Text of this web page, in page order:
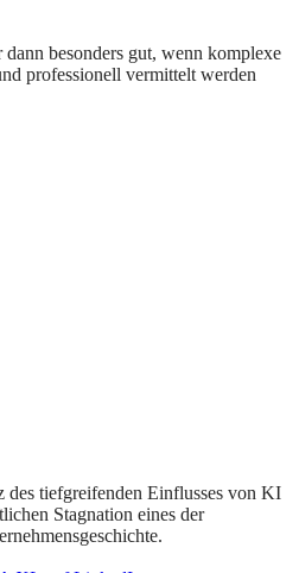
besonders gut, wenn komplexe
professionell vermittelt werden
des tiefgreifenden Einflusses von KI
Stagnation eines der